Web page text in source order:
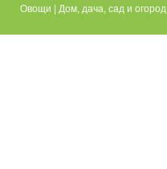
Овощи | Дом, дача, сад и